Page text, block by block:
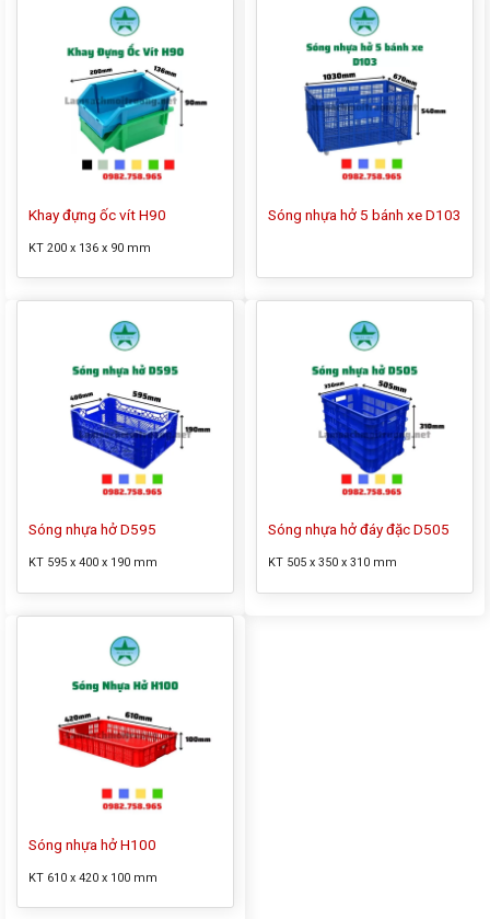
Khay đựng ốc vít H90
KT 200 x 136 x 90 mm
Sóng nhựa hở 5 bánh xe D103
Sóng nhựa hở D595
KT 595 x 400 x 190 mm
Sóng nhựa hở đáy đặc D505
KT 505 x 350 x 310 mm
Sóng nhựa hở H100
KT 610 x 420 x 100 mm